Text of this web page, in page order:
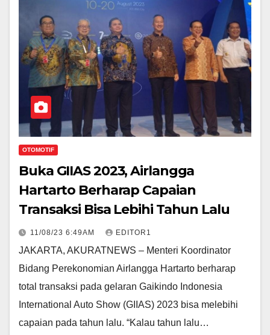
OTOMOTIF
Buka GIIAS 2023, Airlangga
Hartarto Berharap Capaian
Transaksi Bisa Lebihi Tahun Lalu
11/08/23 6:49AM EDITOR1
JAKARTA, AKURATNEWS – Menteri Koordinator
Bidang Perekonomian Airlangga Hartarto berharap
total transaksi pada gelaran Gaikindo Indonesia
International Auto Show (GIIAS) 2023 bisa melebihi
capaian pada tahun lalu. “Kalau tahun lalu…